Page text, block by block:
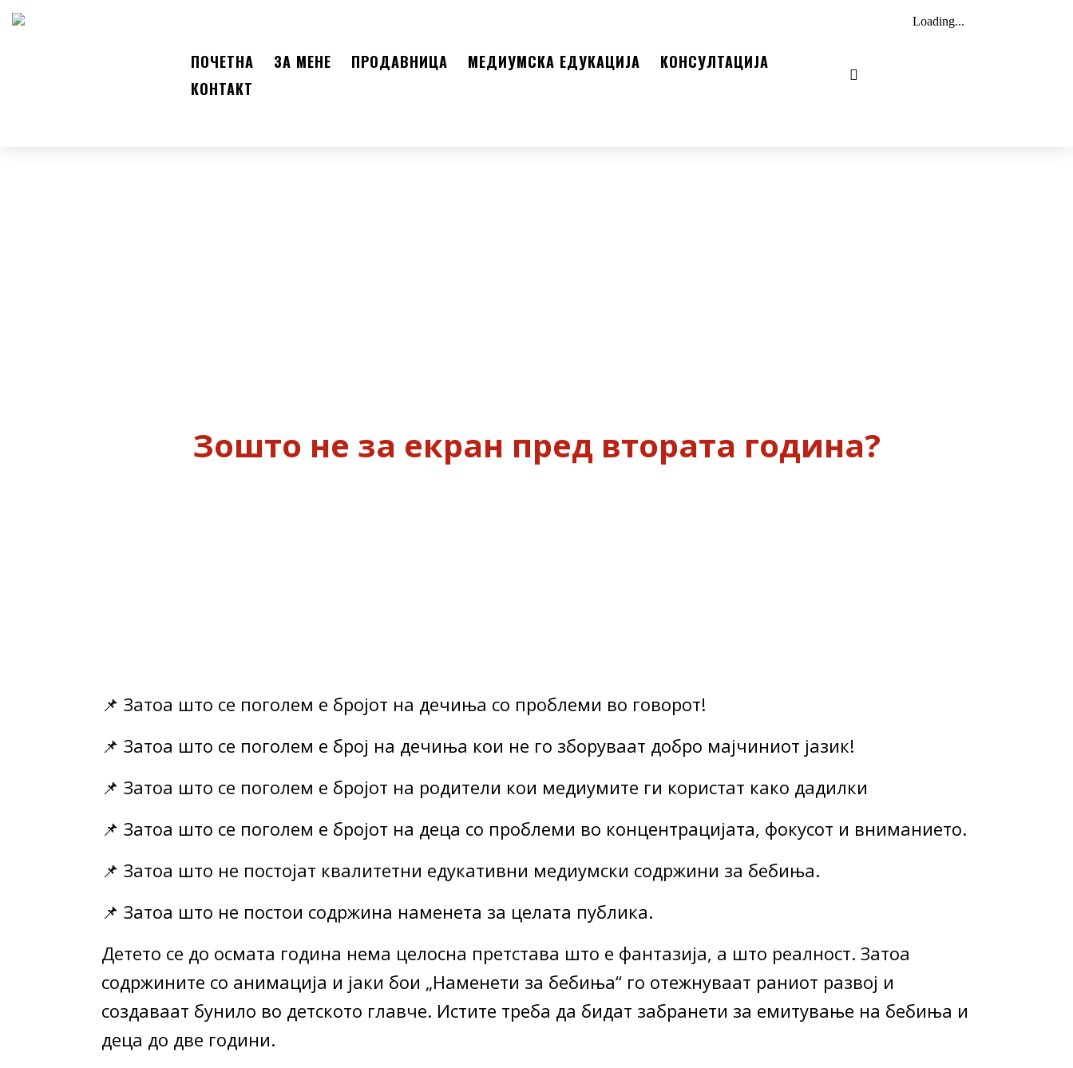
ПОЧЕТНА ЗА МЕНЕ ПРОДАВНИЦА МЕДИУМСКА ЕДУКАЦИЈА
КОНСУЛТАЦИЈА
КОНТАКТ
Зошто не за екран пред втората година?
📌 Затоа што се поголем e бројот на дечиња со проблеми во говорот!
📌 Затоа што се поголем е број на дечиња кои не го зборуваат добро мајчиниот јазик!
📌 Затоа што се поголем е бројот на родители кои медиумите ги користат како дадилки
📌 Затоа што се поголем е бројот на деца со проблеми во концентрацијата, фокусот и вниманието.
📌 Затоа што не постојат квалитетни едукативни медиумски содржини за бебиња.
📌 Затоа што не постои содржина наменета за целата публика.
Детето се до осмата година нема целосна претстава што е фантазија, а што реалност. Затоа
содржините со анимација и јаки бои „Наменети за бебиња“ го отежнуваат раниот развој и
создаваат бунило во детското главче. Истите треба да бидат забранети за емитување на бебиња и
деца до две години.